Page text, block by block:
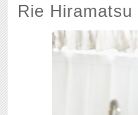
Rie Hiramatsu